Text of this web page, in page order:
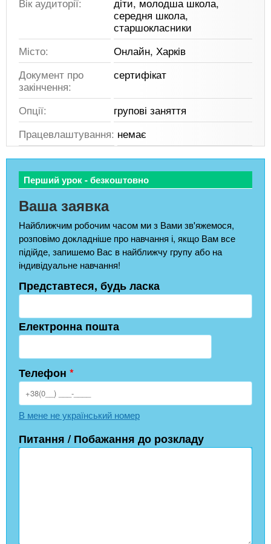
Вік аудиторії:
діти, молодша школа,
середня школа,
старшокласники
Місто:
Онлайн, Харків
Документ про
закінчення:
сертифікат
Опції:
групові заняття
Працевлаштування: немає
Перший урок - безкоштовно
Ваша заявка
Найближчим робочим часом ми з Вами зв'яжемося,
розповімо докладніше про навчання і, якщо Вам все
підійде, запишемо Вас в найближчу групу або на
індивідуальне навчання!
Представтеся, будь ласка
Електронна пошта
Телефон *
В мене не український номер
Питання / Побажання до розкладу